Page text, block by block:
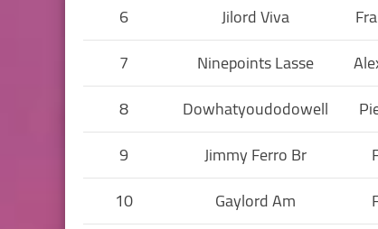
6
Jilord Viva
7
Ninepoints Lasse
8
Dowhatyoudodowell
9
Jimmy Ferro Br
10
Gaylord Am